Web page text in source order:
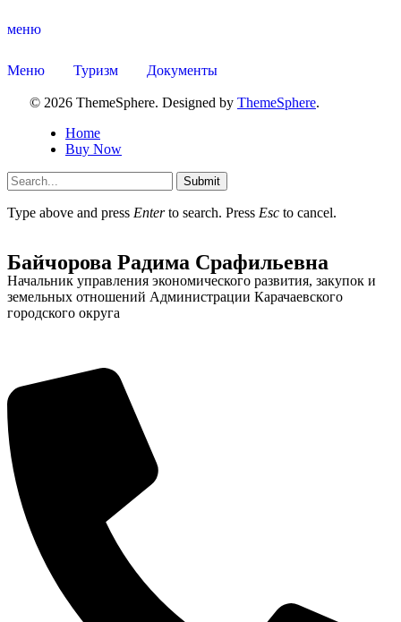
меню
Меню Туризм Документы
© 2026 ThemeSphere. Designed by ThemeSphere.
Home
Buy Now
Submit
Type above and press Enterto search. Press Esc to cancel.
Байчорова Радима Срафильевна
Начальник управления экономического развития, закупок и
земельных отношений Администрации Карачаевского
городского округа